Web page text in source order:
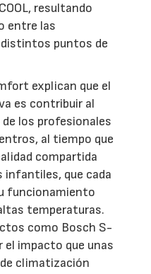
resultando
entre las
puntos de
explican que el
es contribuir al
los profesionales
al tiempo que
compartida
infantiles, que cada
funcionamiento
temperaturas.
como Bosch S-
el impacto que unas
climatización